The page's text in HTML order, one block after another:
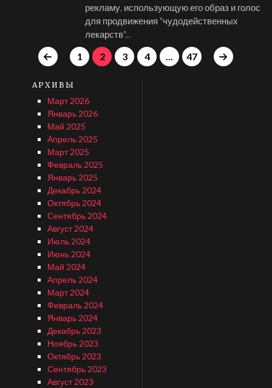
рекламу, использующую его образ и голос
для продвижения "чудодейственных
лекарств"...
1 2 3 4 47
АРХИВЫ
Март 2026
Январь 2026
Май 2025
Апрель 2025
Март 2025
Февраль 2025
Январь 2025
Декабрь 2024
Октябрь 2024
Сентябрь 2024
Август 2024
Июль 2024
Июнь 2024
Май 2024
Апрель 2024
Март 2024
Февраль 2024
Январь 2024
Декабрь 2023
Ноябрь 2023
Октябрь 2023
Сентябрь 2023
Август 2023